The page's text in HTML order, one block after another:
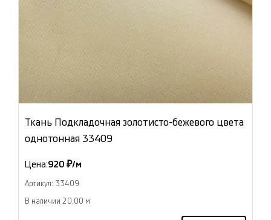
Ткань Подкладочная золотисто-бежевого цвета
однотонная 33409
Цена:920 ₽/м
Артикул: 33409
В наличии 20.00 м